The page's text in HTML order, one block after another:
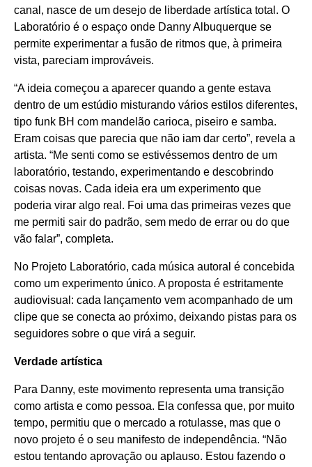
canal, nasce de um desejo de liberdade artística total. O
Laboratório é o espaço onde Danny Albuquerque se
permite experimentar a fusão de ritmos que, à primeira
vista, pareciam improváveis.
“A ideia começou a aparecer quando a gente estava
dentro de um estúdio misturando vários estilos diferentes,
tipo funk BH com mandelão carioca, piseiro e samba.
Eram coisas que parecia que não iam dar certo”, revela a
artista. “Me senti como se estivéssemos dentro de um
laboratório, testando, experimentando e descobrindo
coisas novas. Cada ideia era um experimento que
poderia virar algo real. Foi uma das primeiras vezes que
me permiti sair do padrão, sem medo de errar ou do que
vão falar”, completa.
No Projeto Laboratório, cada música autoral é concebida
como um experimento único. A proposta é estritamente
audiovisual: cada lançamento vem acompanhado de um
clipe que se conecta ao próximo, deixando pistas para os
seguidores sobre o que virá a seguir.
Verdade artística
Para Danny, este movimento representa uma transição
como artista e como pessoa. Ela confessa que, por muito
tempo, permitiu que o mercado a rotulasse, mas que o
novo projeto é o seu manifesto de independência. “Não
estou tentando aprovação ou aplauso. Estou fazendo o